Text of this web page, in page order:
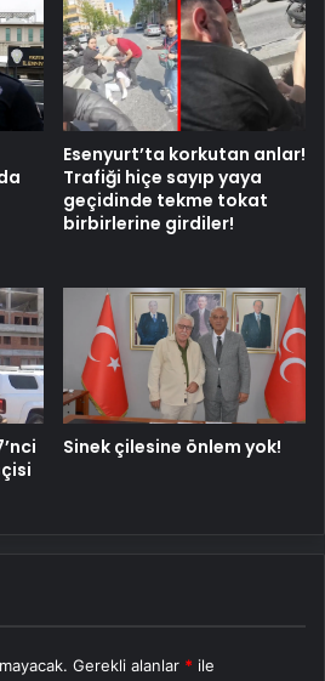
Esenyurt’ta korkutan anlar!
Trafiği hiçe sayıp yaya
geçidinde tekme tokat
birbirlerine girdiler!
Sinek çilesine önlem yok!
Gerekli alanlar * ile